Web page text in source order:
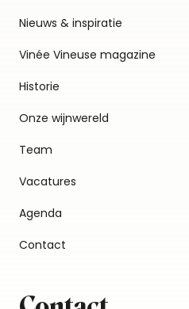
Nieuws & inspiratie
Vinée Vineuse magazine
Historie
Onze wijnwereld
Team
Vacatures
Agenda
Contact